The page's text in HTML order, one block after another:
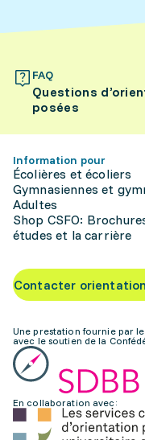
FAQ
Questions
posées
Information pour
Écolières et écoliers
Gymnasiennes et
Adultes
Shop CSFO:
études et la carrière
Contacter
Une prestation fournie par le
avec le soutien de la
En collaboration avec: